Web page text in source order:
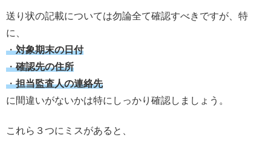
送り状の記載については勿論全て確認すべきですが、特
に、
・対象期末の日付
・確認先の住所
・担当監査人の連絡先
に間違いがないかは特にしっかり確認しましょう。
これら３つにミスがあると、